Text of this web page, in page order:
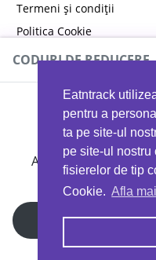
Eatntrack
pentru a
ta pe site-ul
pe site-ul
fisierelor de tip
Cookie. Afla
Termeni și condiții
Politica Cookie
Politica de confidențialitate
Copyright © 2026 EAT &
CODURI DE REDUCERE
Ai 40%reducere la